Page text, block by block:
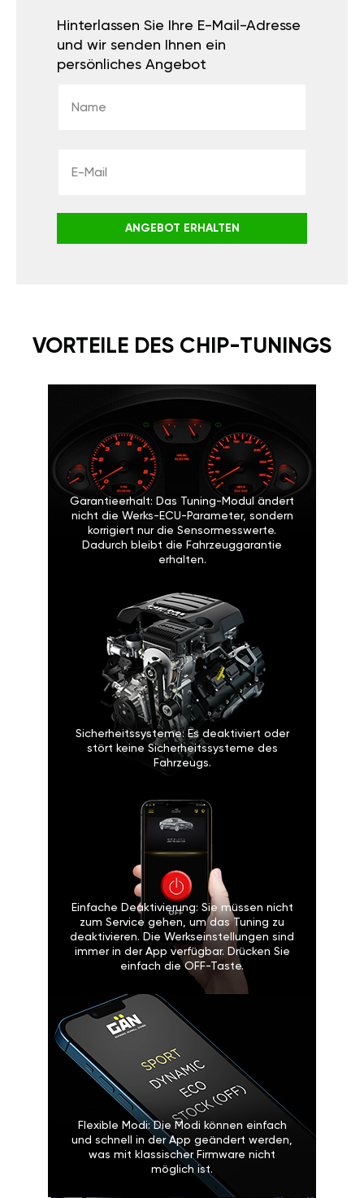
Hinterlassen Sie Ihre E-Mail-Adresse
und wir senden Ihnen ein
persönliches Angebot
ANGEBOT ERHALTEN
VORTEILE DES CHIP-TUNINGS
Garantieerhalt: Das Tuning-Modul ändert
nicht die Werks-ECU-Parameter, sondern
korrigiert nur die Sensormesswerte.
Dadurch bleibt die Fahrzeuggarantie
erhalten.
Sicherheitssysteme: Es deaktiviert oder
stört keine Sicherheitssysteme des
Fahrzeugs.
Einfache Deaktivierung: Sie müssen nicht
zum Service gehen, um das Tuning zu
deaktivieren. Die Werkseinstellungen sind
immer in der App verfügbar. Drücken Sie
einfach die OFF-Taste.
Flexible Modi: Die Modi können einfach
und schnell in der App geändert werden,
was mit klassischer Firmware nicht
möglich ist.